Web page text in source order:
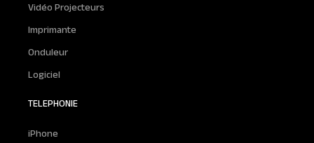
Vidéo Projecteurs
Imprimante
Onduleur
Logiciel
TELEPHONIE
iPhone